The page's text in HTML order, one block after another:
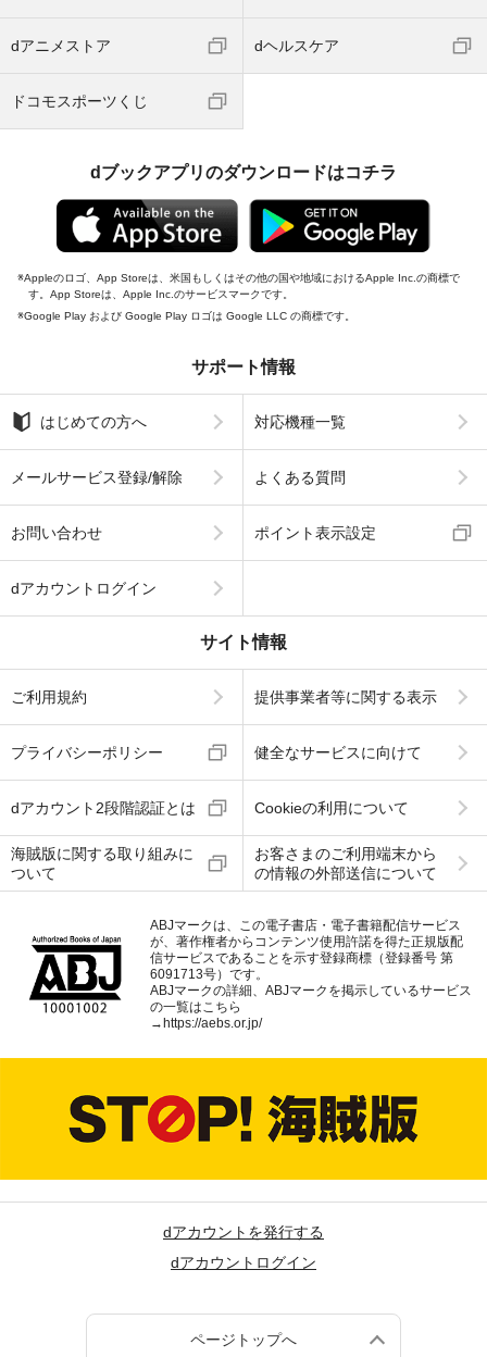
dアニメストア dヘルスケア
ドコモスポーツくじ
dブックアプリのダウンロードはコチラ
Appleのロゴ、App Storeは、米国もしくはその他の国や地域におけるApple Inc.の商標で
す。App Storeは、Apple Inc.のサービスマークです。
Google Play および Google Play ロゴは Google LLC の商標です。
サポート情報
はじめての方へ 対応機種一覧
メールサービス登録/解除 よくある質問
お問い合わせ ポイント表示設定
dアカウントログイン
サイト情報
ご利用規約 提供事業者等に関する表示
プライバシーポリシー 健全なサービスに向けて
dアカウント2段階認証とは Cookieの利用について
海賊版に関する取り組みに
ついて
お客さまのご利用端末から
の情報の外部送信について
ABJマークは、この電子書店・電子書籍配信サービス
が、著作権者からコンテンツ使用許諾を得た正規版配
信サービスであることを示す登録商標（登録番号 第
6091713号）です。
ABJマークの詳細、ABJマークを掲示しているサービス
の一覧はこちら
→ https://aebs.or.jp/
dアカウントを発行する
dアカウントログイン
ページトップへ